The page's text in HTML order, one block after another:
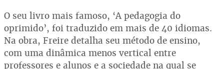
O seu livro mais famoso, ‘A pedagogia do
oprimido’, foi traduzido em mais de 40 idiomas.
Na obra, Freire detalha seu método de ensino,
com uma dinâmica menos vertical entre
professores e alunos e a sociedade na qual se